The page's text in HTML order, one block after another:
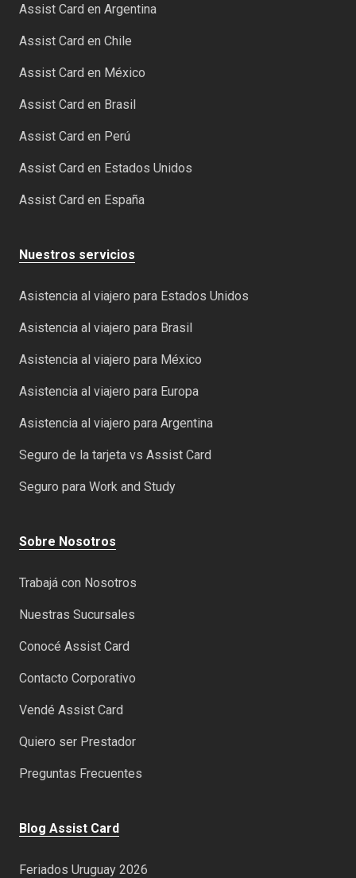
Assist Card en Argentina
Assist Card en Chile
Assist Card en México
Assist Card en Brasil
Assist Card en Perú
Assist Card en Estados Unidos
Assist Card en España
Nuestros servicios
Asistencia al viajero para Estados Unidos
Asistencia al viajero para Brasil
Asistencia al viajero para México
Asistencia al viajero para Europa
Asistencia al viajero para Argentina
Seguro de la tarjeta vs Assist Card
Seguro para Work and Study
Sobre Nosotros
Trabajá con Nosotros
Nuestras Sucursales
Conocé Assist Card
Contacto Corporativo
Vendé Assist Card
Quiero ser Prestador
Preguntas Frecuentes
Blog Assist Card
Feriados Uruguay 2026